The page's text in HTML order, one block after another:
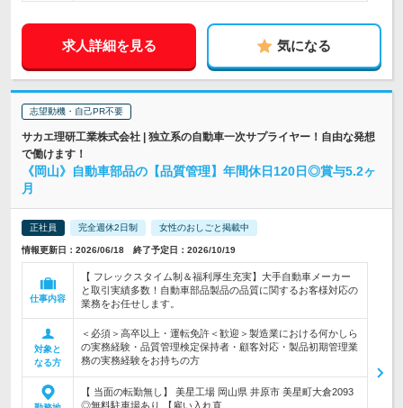
求人詳細を見る 気になる
志望動機・自己PR不要
サカエ理研工業株式会社 | 独立系の自動車一次サプライヤー！自由な発想
で働けます！
《岡山》自動車部品の【品質管理】年間休日120日◎賞与5.2ヶ
月
正社員 完全週休2日制 女性のおしごと掲載中
情報更新日：2026/06/18 終了予定日：2026/10/19
仕事内容
【 フレックスタイム制＆福利厚生充実】大手自動車メーカー
と取引実績多数！自動車部品製品の品質に関するお客様対応の
業務をお任せします。
対象と
なる方
＜必須＞高卒以上・運転免許＜歓迎＞製造業における何かしら
の実務経験・品質管理検定保持者・顧客対応・製品初期管理業
務の実務経験をお持ちの方
【 当面の転勤無し】 美星工場 岡山県 井原市 美星町大倉2093
◎無料駐車場あり 【雇い入れ直…